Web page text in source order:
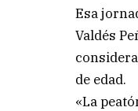
Esa
Valdés
de edad.
«La